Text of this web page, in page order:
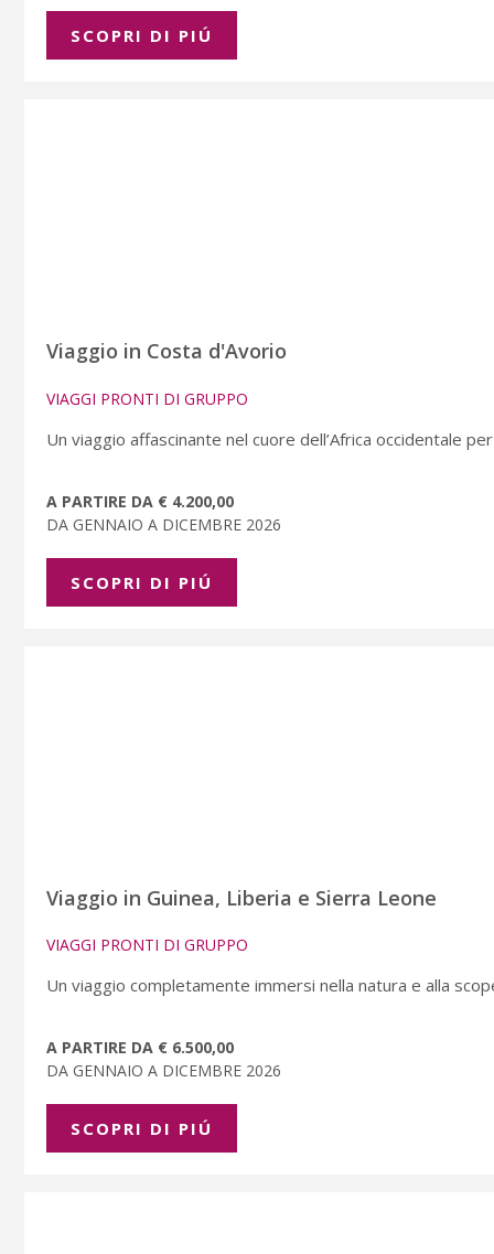
SCOPRI DI PIÚ
Viaggio in Costa d'Avorio
VIAGGI PRONTI DI GRUPPO
Un viaggio affascinante nel cuore dell’Africa occidentale
A PARTIRE DA € 4.200,00
DA GENNAIO A DICEMBRE 2026
SCOPRI DI PIÚ
Viaggio in Guinea, Liberia e Sierra Leone
VIAGGI PRONTI DI GRUPPO
Un viaggio completamente immersi nella natura e alla
A PARTIRE DA € 6.500,00
DA GENNAIO A DICEMBRE 2026
SCOPRI DI PIÚ